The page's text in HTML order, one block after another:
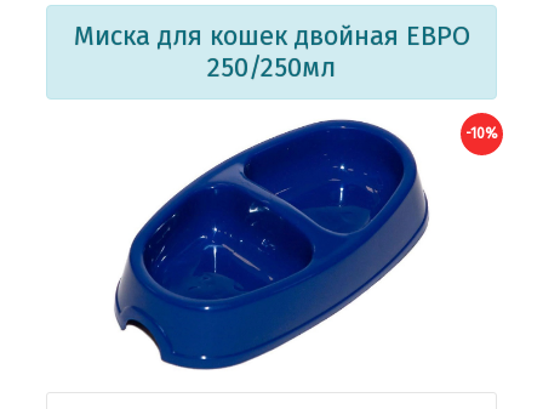
Миска для кошек двойная ЕВРО
250/250мл
-10%